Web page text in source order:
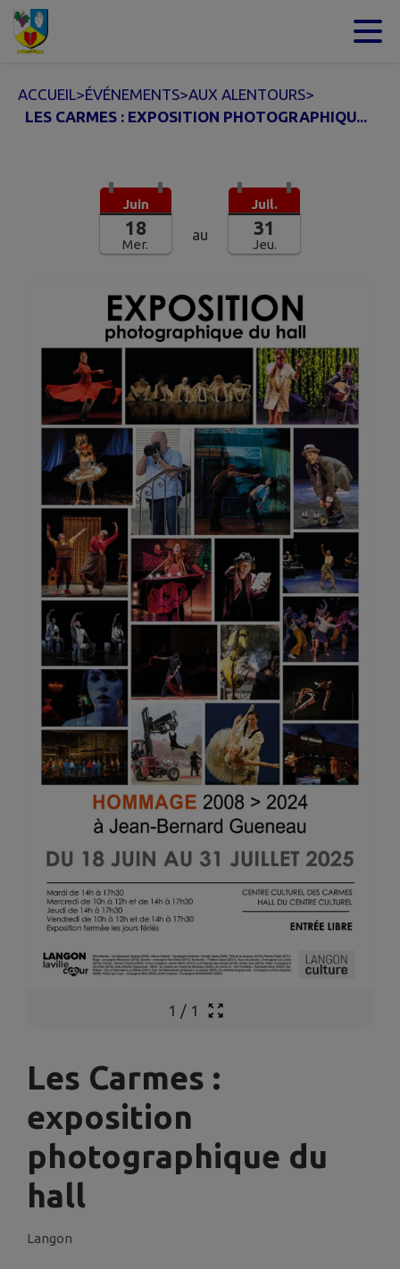
Contenu
ACCUEIL>ÉVÉNEMENTS>AUX ALENTOURS>
LES CARMES : EXPOSITION PHOTOGRAPHIQU...
Juin
18
Mer.
au
Juil.
31
Jeu.
1 / 1
Les Carmes :
exposition
photographique du
hall
Langon